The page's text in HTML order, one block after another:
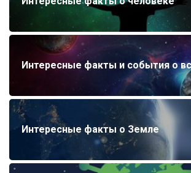
Интересные факты и события о
Интересные факты о Земле